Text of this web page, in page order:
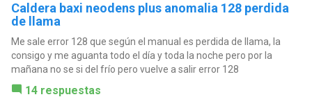
Caldera baxi neodens plus anomalia 128 perdida
de llama
Me sale error 128 que según el manual es perdida de llama, la
consigo y me aguanta todo el día y toda la noche pero por la
mañana no se si del frío pero vuelve a salir error 128
14 respuestas